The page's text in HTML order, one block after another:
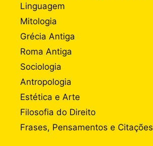
Linguagem
Mitologia
Grécia Antiga
Roma Antiga
Sociologia
Antropologia
Estética e Arte
Filosofia do Direito
Frases, Pensamentos e Citações